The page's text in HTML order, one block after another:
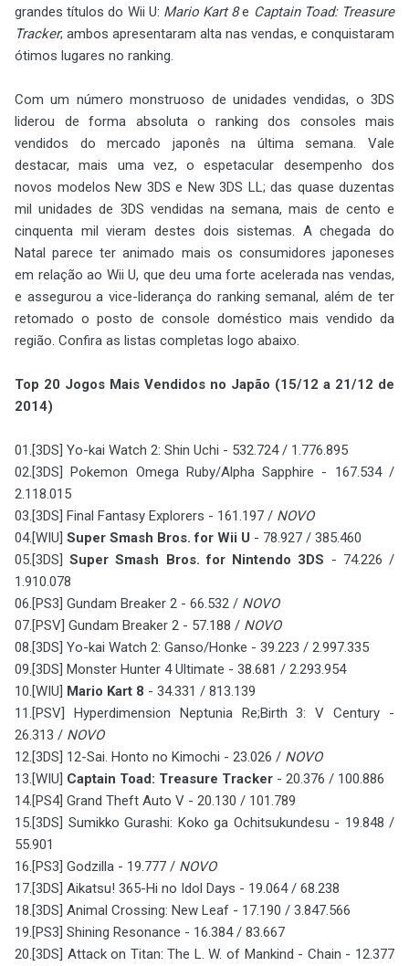
grandes títulos do Wii U: Mario Kart 8e Captain Toad: Treasure
Tracker; ambos apresentaram alta nas vendas, e conquistaram
ótimos lugares no ranking.
Com um número monstruoso de unidades vendidas, o 3DS
liderou de forma absoluta o ranking dos consoles mais
vendidos do mercado japonês na última semana. Vale
destacar, mais uma vez, o espetacular desempenho dos
novos modelos New 3DS e New 3DS LL; das quase duzentas
mil unidades de 3DS vendidas na semana, mais de cento e
cinquenta mil vieram destes dois sistemas. A chegada do
Natal parece ter animado mais os consumidores japoneses
em relação ao Wii U, que deu uma forte acelerada nas vendas,
e assegurou a vice-liderança do ranking semanal, além de ter
retomado o posto de console doméstico mais vendido da
região. Confira as listas completas logo abaixo.
Top 20 Jogos Mais Vendidos no Japão (15/12 a 21/12 de
2014)
01.[3DS] Yo-kai Watch 2: Shin Uchi - 532.724 / 1.776.895
02.[3DS] Pokemon Omega Ruby/Alpha Sapphire - 167.534 /
2.118.015
03.[3DS] Final Fantasy Explorers - 161.197 / NOVO
04.[WIU] Super Smash Bros. for Wii U - 78.927 / 385.460
05.[3DS]Super Smash Bros. for Nintendo 3DS - 74.226 /
1.910.078
06.[PS3] Gundam Breaker 2 - 66.532 / NOVO
07.[PSV] Gundam Breaker 2 - 57.188 / NOVO
08.[3DS] Yo-kai Watch 2: Ganso/Honke - 39.223 / 2.997.335
09.[3DS] Monster Hunter 4 Ultimate - 38.681 / 2.293.954
10.[WIU]
Mario Kart 8 - 34.331 / 813.139
11.[PSV] Hyperdimension Neptunia Re;Birth 3: V Century -
26.313 / NOVO
12.[3DS] 12-Sai. Honto no Kimochi - 23.026 / NOVO
13.[WIU] Captain Toad: Treasure Tracker - 20.376 / 100.886
14.[PS4] Grand Theft Auto V - 20.130 / 101.789
15.[3DS] Sumikko Gurashi: Koko ga Ochitsukundesu - 19.848 /
55.901
16.[PS3] Godzilla - 19.777 / NOVO
17.[3DS] Aikatsu! 365-Hi no Idol Days - 19.064 / 68.238
18.[3DS] Animal Crossing: New Leaf - 17.190 / 3.847.566
19.[PS3] Shining Resonance - 16.384 / 83.667
20.[3DS] Attack on Titan: The L. W. of Mankind - Chain - 12.377